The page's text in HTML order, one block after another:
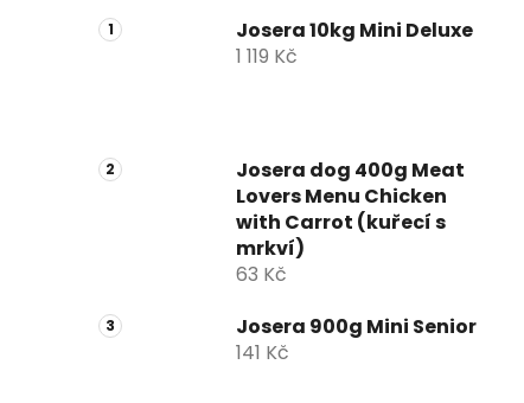
Josera 10kg Mini Deluxe
1 119 Kč
Josera dog 400g Meat
Lovers Menu Chicken
with Carrot (kuřecí s
mrkví)
63 Kč
Josera 900g Mini Senior
141 Kč